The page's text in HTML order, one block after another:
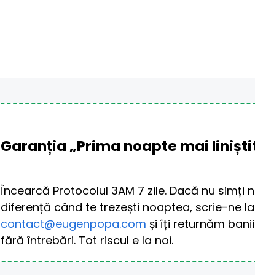
Garanția „Prima noapte mai
Încearcă Protocolul 3AM 7 zile. Dacă nu simți
contact@eugenpopa.com și îți returnăm
fără întrebări. Tot riscul e la noi.